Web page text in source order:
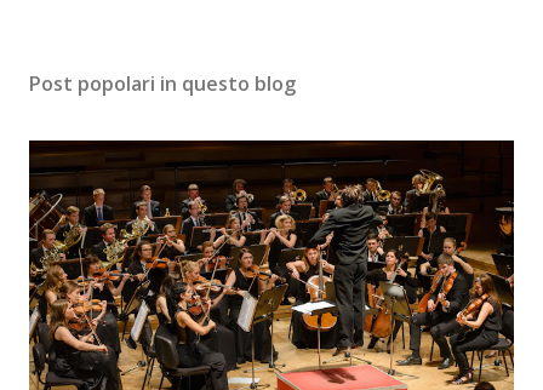
Post popolari in questo blog